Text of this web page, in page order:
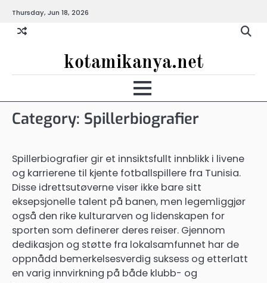
content
Thursday, Jun 18, 2026
kotamikanya.net
Category: Spillerbiografier
Spillerbiografier gir et innsiktsfullt innblikk i livene
og karrierene til kjente fotballspillere fra Tunisia.
Disse idrettsutøverne viser ikke bare sitt
eksepsjonelle talent på banen, men legemliggjør
også den rike kulturarven og lidenskapen for
sporten som definerer deres reiser. Gjennom
dedikasjon og støtte fra lokalsamfunnet har de
oppnådd bemerkelsesverdig suksess og etterlatt
en varig innvirkning på både klubb- og